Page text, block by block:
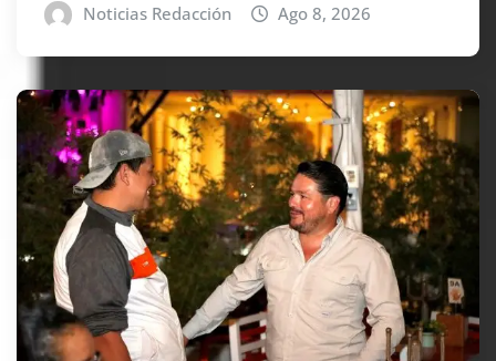
Noticias Redacción Ago 8, 2026